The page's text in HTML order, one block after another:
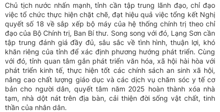
Chủ tịch nước nhấn mạnh, tỉnh cần tập trung lãnh đạo, chỉ đạo
việc tổ chức thực hiện chặt chẽ, đạt hiệu quả việc tổng kết Nghị
quyết số 18 về sắp xếp bộ máy của hệ thống chính trị theo chỉ
đạo của Bộ Chính trị, Ban Bí thư. Song song với đó, Lạng Sơn cần
tập trung đánh giá đầy đủ, sâu sắc về tình hình, thuận lợi, khó
khăn riêng của tỉnh để xác định phương hướng phát triển. Cùng
với đó, tỉnh quan tâm gắn phát triển văn hóa, xã hội hài hòa với
phát triển kinh tế, thực hiện tốt các chính sách an sinh xã hội,
nâng cao chất lượng giáo dục và các dịch vụ chăm sóc y tế cơ
bản cho người dân, quyết tâm năm 2025 hoàn thành xóa nhà
tạm, nhà dột nát trên địa bàn, cải thiện đời sống vật chất, tinh
thần của nhân dân.